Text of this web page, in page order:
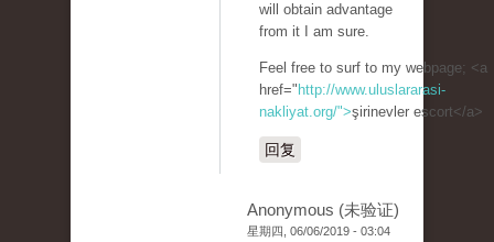
will obtain advantage
from it I am sure.
Feel free to surf to my webpage; <a
href=" http://www.uluslararasi-
nakliyat.org/">şirinevler escort</a>
回复
Anonymous (未验证)
星期四, 06/06/2019 - 03:04